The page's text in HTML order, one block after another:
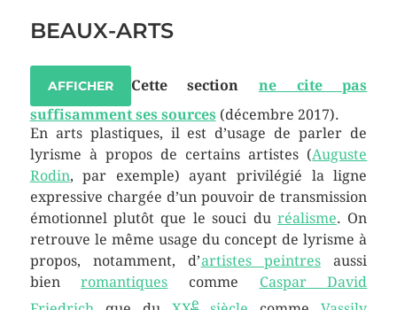
BEAUX-ARTS
AFFICHER Cette section ne cite pas
suffisamment ses sources (décembre 2017).
En arts plastiques, il est d’usage de parler de
lyrisme à propos de certains artistes (Auguste
Rodin, par exemple) ayant privilégié la ligne
expressive chargée d’un pouvoir de transmission
émotionnel plutôt que le souci du réalisme. On
retrouve le même usage du concept de lyrisme à
propos, notamment, d’artistes peintresaussi
bienromantiques comme Caspar David
e